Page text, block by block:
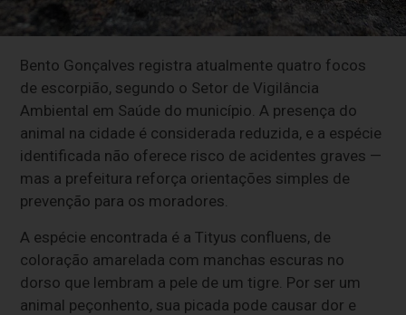
Bento Gonçalves registra atualmente quatro focos
de escorpião, segundo o Setor de Vigilância
Ambiental em Saúde do município. A presença do
animal na cidade é considerada reduzida, e a espécie
identificada não oferece risco de acidentes graves —
mas a prefeitura reforça orientações simples de
prevenção para os moradores.
A espécie encontrada é a Tityus confluens, de
coloração amarelada com manchas escuras no
dorso que lembram a pele de um tigre. Por ser um
animal peçonhento, sua picada pode causar dor e